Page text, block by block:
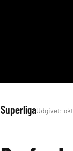
SuperligaUdgivet: